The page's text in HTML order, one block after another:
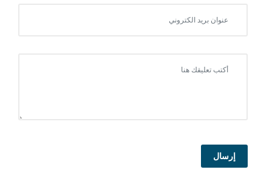
إرسال